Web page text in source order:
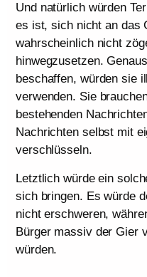
Und natürlich würden
es ist, sich nicht an das
wahrscheinlich nicht
hinwegzusetzen.
beschaffen, würden sie
verwenden. Sie
bestehenden
Nachrichten selbst mit
verschlüsseln.
Letztlich würde ein
sich bringen. Es würde
nicht erschweren,
Bürger massiv der Gier
würden.